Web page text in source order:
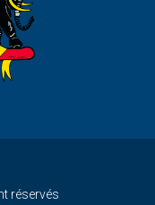
réservés